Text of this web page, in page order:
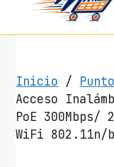
Inicio /
Acceso
PoE
WiFi 802.11n/